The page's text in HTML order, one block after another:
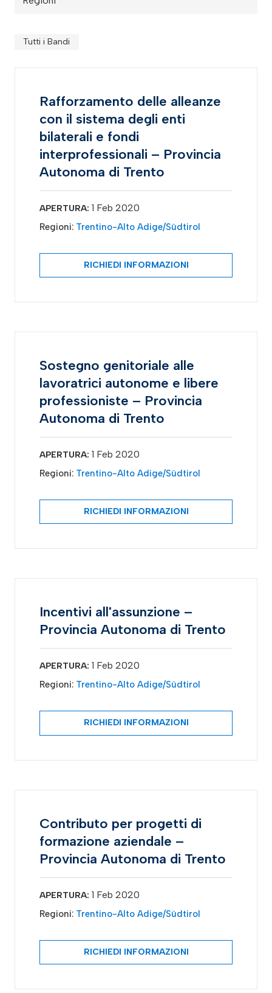
Tutti i Bandi
Rafforzamento delle alleanze
con il sistema degli enti
bilaterali e fondi
interprofessionali – Provincia
Autonoma di Trento
APERTURA: 1 Feb 2020
Regioni: Trentino-Alto Adige/Südtirol
RICHIEDI INFORMAZIONI
Sostegno genitoriale alle
lavoratrici autonome e libere
professioniste – Provincia
Autonoma di Trento
APERTURA: 1 Feb 2020
Regioni: Trentino-Alto Adige/Südtirol
RICHIEDI INFORMAZIONI
Incentivi all'assunzione –
Provincia Autonoma di Trento
APERTURA: 1 Feb 2020
Regioni: Trentino-Alto Adige/Südtirol
RICHIEDI INFORMAZIONI
Contributo per progetti di
formazione aziendale –
Provincia Autonoma di Trento
APERTURA: 1 Feb 2020
Regioni: Trentino-Alto Adige/Südtirol
RICHIEDI INFORMAZIONI